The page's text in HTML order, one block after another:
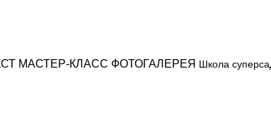
МАСТЕР-КЛАСС ФОТОГАЛЕРЕЯ Школа